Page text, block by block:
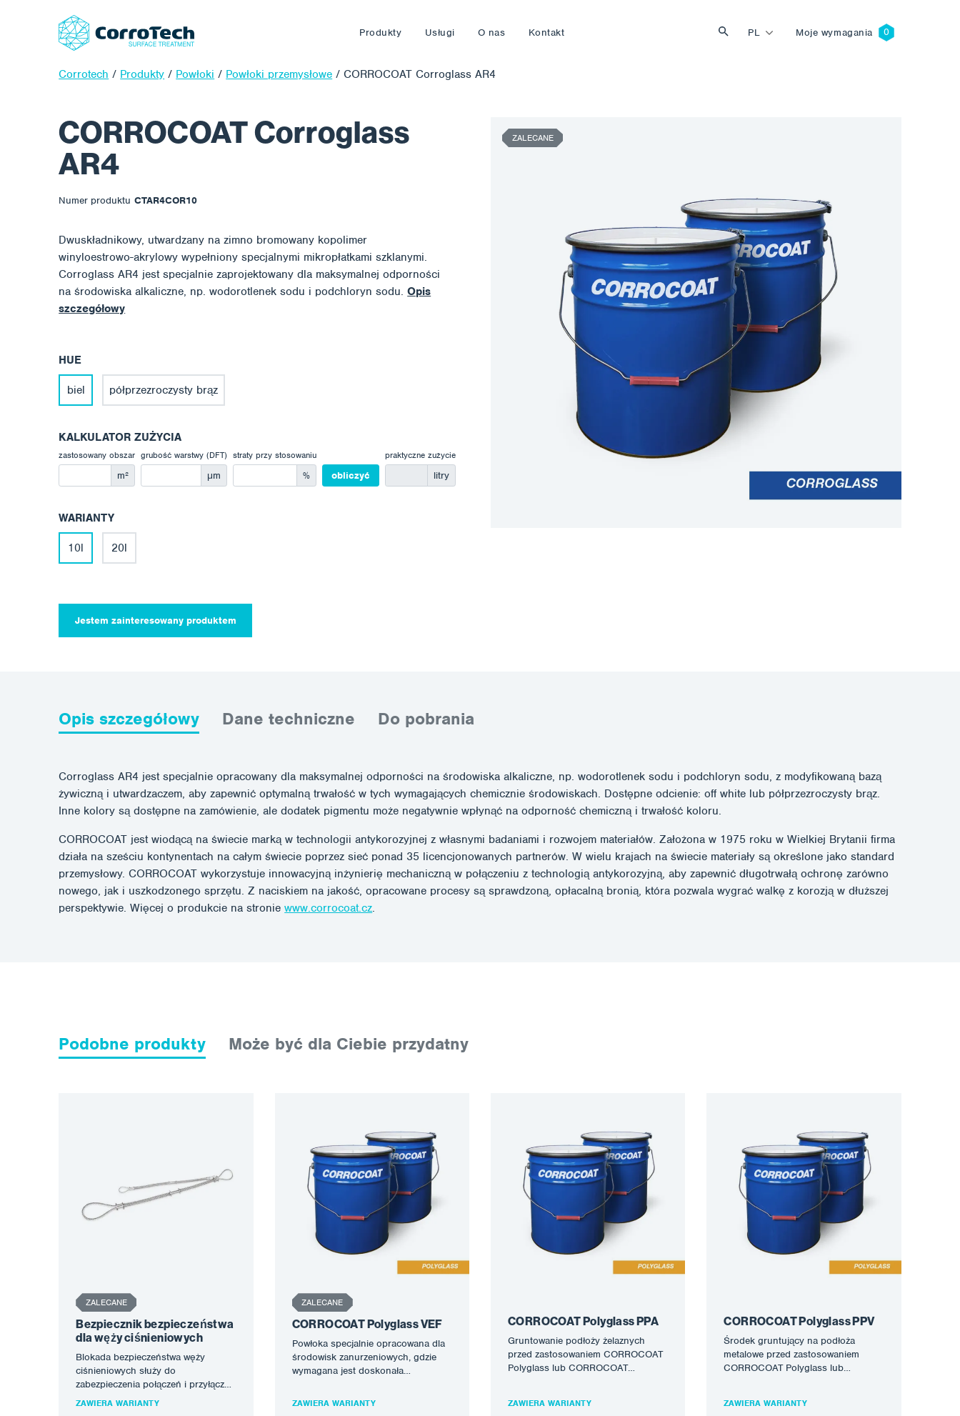
Produkty Usługi O nas Kontakt PL Moje wymagania
Corrotech / Produkty / Powłoki / Powłoki przemysłowe /CORROCOAT Corroglass AR4
CORROCOAT Corroglass
AR4
Numer produktu CTAR4COR10
Dwuskładnikowy, utwardzany na zimno bromowany kopolimer
winyloestrowo-akrylowy wypełniony specjalnymi mikropłatkami szklanymi.
Corroglass AR4 jest specjalnie zaprojektowany dla maksymalnej odporności
na środowiska alkaliczne, np. wodorotlenek sodu i podchloryn sodu.Opis
szczegółowy
HUE
biel półprzezroczysty brąz
KALKULATOR ZUŻYCIA
zastosowany obszar
m²
grubość warstwy (DFT)
μm
straty przy stosowaniu
% obliczyć
praktyczne zużycie
litry
WARIANTY
10l 20l
Jestem zainteresowany produktem
ZALECANE
Opis szczegółowy Dane techniczne Do pobrania
Corroglass AR4 jest specjalnie opracowany dla maksymalnej odporności na środowiska alkaliczne, np. wodorotlenek sodu i podchloryn sodu, z modyfikowaną bazą
żywiczną i utwardzaczem, aby zapewnić optymalną trwałość w tych wymagających chemicznie środowiskach. Dostępne odcienie: off white lub półprzezroczysty brąz.
Inne kolory są dostępne na zamówienie, ale dodatek pigmentu może negatywnie wpłynąć na odporność chemiczną i trwałość koloru.
CORROCOAT jest wiodącą na świecie marką w technologii antykorozyjnej z własnymi badaniami i rozwojem materiałów. Założona w 1975 roku w Wielkiej Brytanii firma
działa na sześciu kontynentach na całym świecie poprzez sieć ponad 35 licencjonowanych partnerów. W wielu krajach na świecie materiały są określone jako standard
przemysłowy. CORROCOAT wykorzystuje innowacyjną inżynierię mechaniczną w połączeniu z technologią antykorozyjną, aby zapewnić długotrwałą ochronę zarówno
nowego, jak i uszkodzonego sprzętu. Z naciskiem na jakość, opracowane procesy są sprawdzoną, opłacalną bronią, która pozwala wygrać walkę z korozją w dłuższej
perspektywie. Więcej o produkcie na stroniewww.corrocoat.cz.
Podobne produkty Może być dla Ciebie przydatny
ZALECANE
Bezpiecznik bezpieczeństwa
dla węży ciśnieniowych
Blokada bezpieczeństwa węży
ciśnieniowych służy do
zabezpieczenia połączeń i przyłączy
węży ciśnieniowych do siebie lub do
ZAWIERA WARIANTY
ZALECANE
CORROCOAT Polyglass VEF
Powłoka specjalnie opracowana dla
środowisk zanurzeniowych, gdzie
wymagana jest doskonała
VEF jest odpowiedni dla wielu
ZAWIERA WARIANTY
CORROCOAT Polyglass PPA
Gruntowanie podłoży żelaznych
przed zastosowaniem CORROCOAT
Polyglass lub CORROCOAT
przyczepności pomiędzy
ZAWIERA WARIANTY
CORROCOAT Polyglass PPV
Środek gruntujący na podłoża
metalowe przed zastosowaniem
CORROCOAT Polyglass lub
80°C. Może…
ZAWIERA WARIANTY